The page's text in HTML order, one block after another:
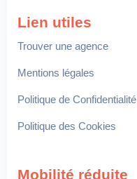
Lien utiles
Trouver une agence
Mentions légales
Politique de Confidentialité
Politique des Cookies
Mobilité réduite